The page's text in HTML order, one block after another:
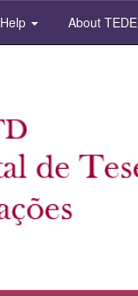
Help About TEDE